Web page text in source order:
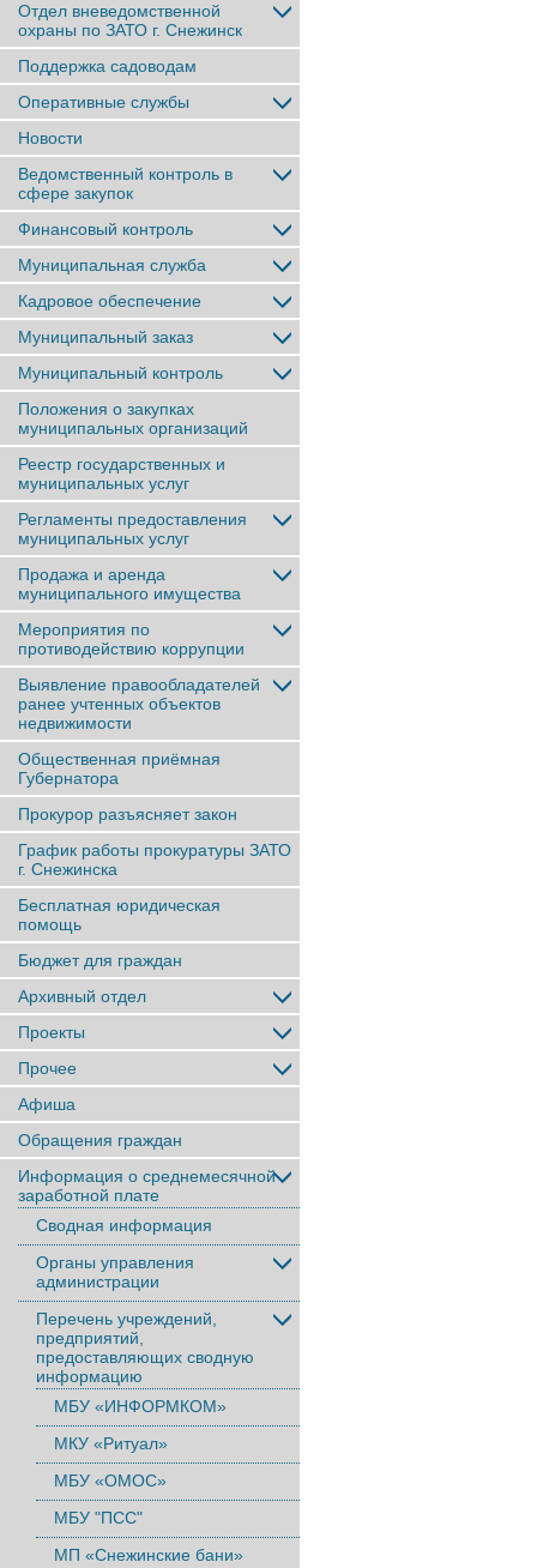
Отдел вневедомственной
охраны по ЗАТО г. Снежинск
Поддержка садоводам
Оперативные службы
Новости
Ведомственный контроль в
сфере закупок
Финансовый контроль
Муниципальная служба
Кадровое обеспечение
Муниципальный заказ
Муниципальный контроль
Положения о закупках
муниципальных организаций
Реестр государственных и
муниципальных услуг
Регламенты предоставления
муниципальных услуг
Продажа и аренда
муниципального имущества
Мероприятия по
противодействию коррупции
Выявление правообладателей
ранее учтенныx объектов
недвижимости
Общественная приёмная
Губернатора
Прокурор разъясняет закон
График работы прокуратуры ЗАТО
г. Снежинска
Бесплатная юридическая
помощь
Бюджет для граждан
Архивный отдел
Проекты
Прочее
Афиша
Обращения граждан
Информация о среднемесячной
заработной плате
Сводная информация
Органы управления
администрации
Перечень учреждений,
предприятий,
предоставляющих сводную
информацию
МБУ «ИНФОРМКОМ»
МКУ «Ритуал»
МБУ «ОМОС»
МБУ "ПСС"
МП «Снежинские бани»